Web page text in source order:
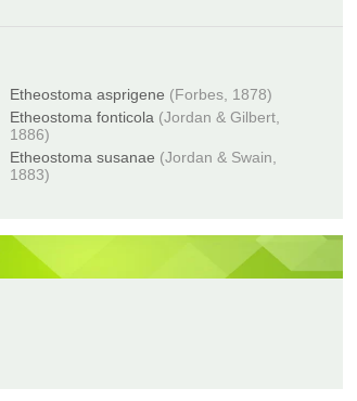
Etheostoma asprigene (Forbes, 1878)
Etheostoma fonticola (Jordan & Gilbert,
1886)
Etheostoma susanae (Jordan & Swain,
1883)